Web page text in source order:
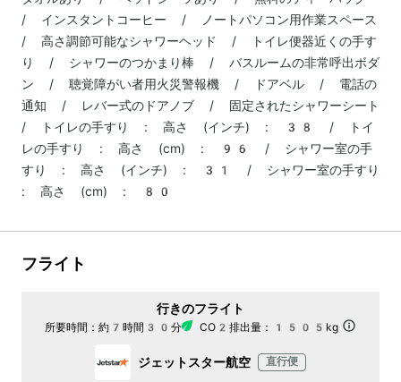
/ インスタントコーヒー / ノートパソコン用作業スペース
/ 高さ調節可能なシャワーヘッド / トイレ便器近くの手す
り / シャワーのつかまり棒 / バスルームの非常呼出ボダ
ン / 聴覚障がい者用火災警報機 / ドアベル / 電話の
通知 / レバー式のドアノブ / 固定されたシャワーシート
/ トイレの手すり : 高さ (インチ) : 38 / トイ
レの手すり : 高さ (cm) : 96 / シャワー室の手
すり : 高さ (インチ) : 31 / シャワー室の手すり
: 高さ (cm) : 80
フライト
行きのフライト
所要時間： 約7時間30分 CO2排出量： 1505kg
ジェットスター航空 直行便